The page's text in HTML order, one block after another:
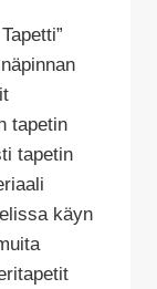
tapetin
tapetin
käyn